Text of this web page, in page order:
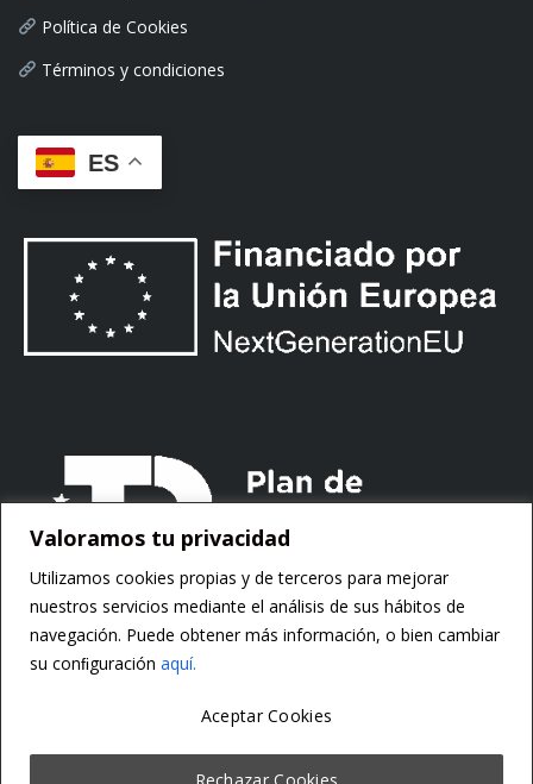
Valoramos tu privacidad
Utilizamos cookies propias y de terceros para mejorar
nuestros servicios mediante el análisis de sus hábitos de
navegación. Puede obtener más información, o bien cambiar
su conﬁguración aquí.
Rechazar Cookies
Aceptar Cookies
Política de Cookies
Términos y condiciones
ES